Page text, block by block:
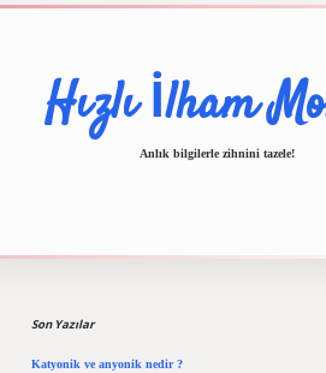
Hızlı İlham
Anlık bilgilerle zihnini tazele!
Son Yazılar
Katyonik ve anyonik nedir ?